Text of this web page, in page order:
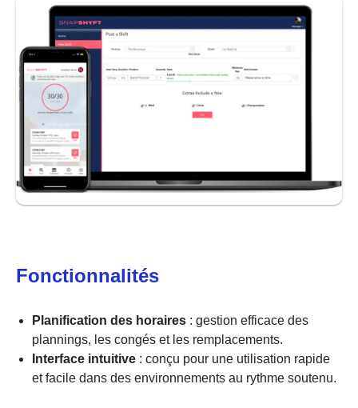
Fonctionnalités
Planification des horaires : gestion efficace des
plannings, les congés et les remplacements.
Interface intuitive : conçu pour une utilisation rapide
et facile dans des environnements au rythme soutenu.